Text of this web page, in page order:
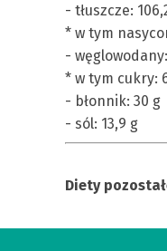
- tłuszcze:
* w tym
-
* w tym cukry:
- błonnik: 30 g
- sól: 13,9 g
Diety